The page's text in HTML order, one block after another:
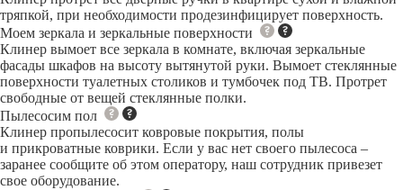
тряпкой, при необходимости продезинфицирует поверхность.
Моем зеркала и зеркальные поверхности
Клинер вымоет все зеркала в комнате, включая зеркальные
фасады шкафов на высоту вытянутой руки. Вымоет стеклянные
поверхности туалетных столиков и тумбочек под ТВ. Протрет
свободные от вещей стеклянные полки.
Пылесосим пол
Клинер пропылесосит ковровые покрытия, полы
и прикроватные коврики. Если у вас нет своего пылесоса –
заранее сообщите об этом оператору, наш сотрудник привезет
свое оборудование.